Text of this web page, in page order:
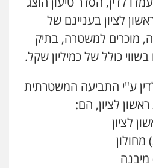
דין חן ברוך
תעבורה מעצרים וחקירות
לגטיוי
חמורה מעצרים וחקירות
גיגי
לציון בעניינם של
מוכרים למשטרה, בתיק
כולל של כמיליון שקל.
ע"י התביעה המשטרתית
לציון, הם: